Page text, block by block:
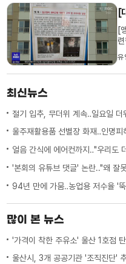
[
최신뉴스
절기 입추, 무더위 계속‥일요일 더
울주재활용품 선별장 화재‥인명피
얼음 간식에 에어컨까지‥"우리도
'본회의 유튜브 댓글' 논란.."왜 잘
94년 만에 가뭄‥농업용 저수율 '
많이 본 뉴스
'가격이 착한 주유소' 울산 1호점
울산시, 3개 공공기관 '조직진단'